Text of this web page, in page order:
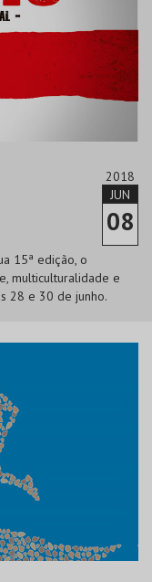
2018
JUN
08
15ª edição, o
multiculturalidade e
28 e 30 de junho.